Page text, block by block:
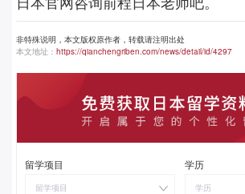
非特殊说明，本文版权原作者，转载请注明出处
本文地址： https://qianchengriben.com/news/detail/id/4297
留学项目
留学项目
学历
学历